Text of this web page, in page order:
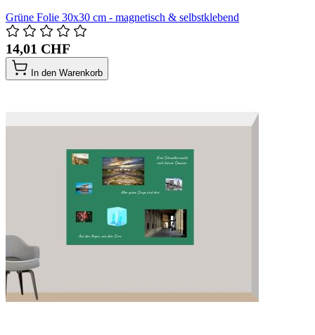
Grüne Folie 30x30 cm - magnetisch & selbstklebend
14,01 CHF
In den Warenkorb